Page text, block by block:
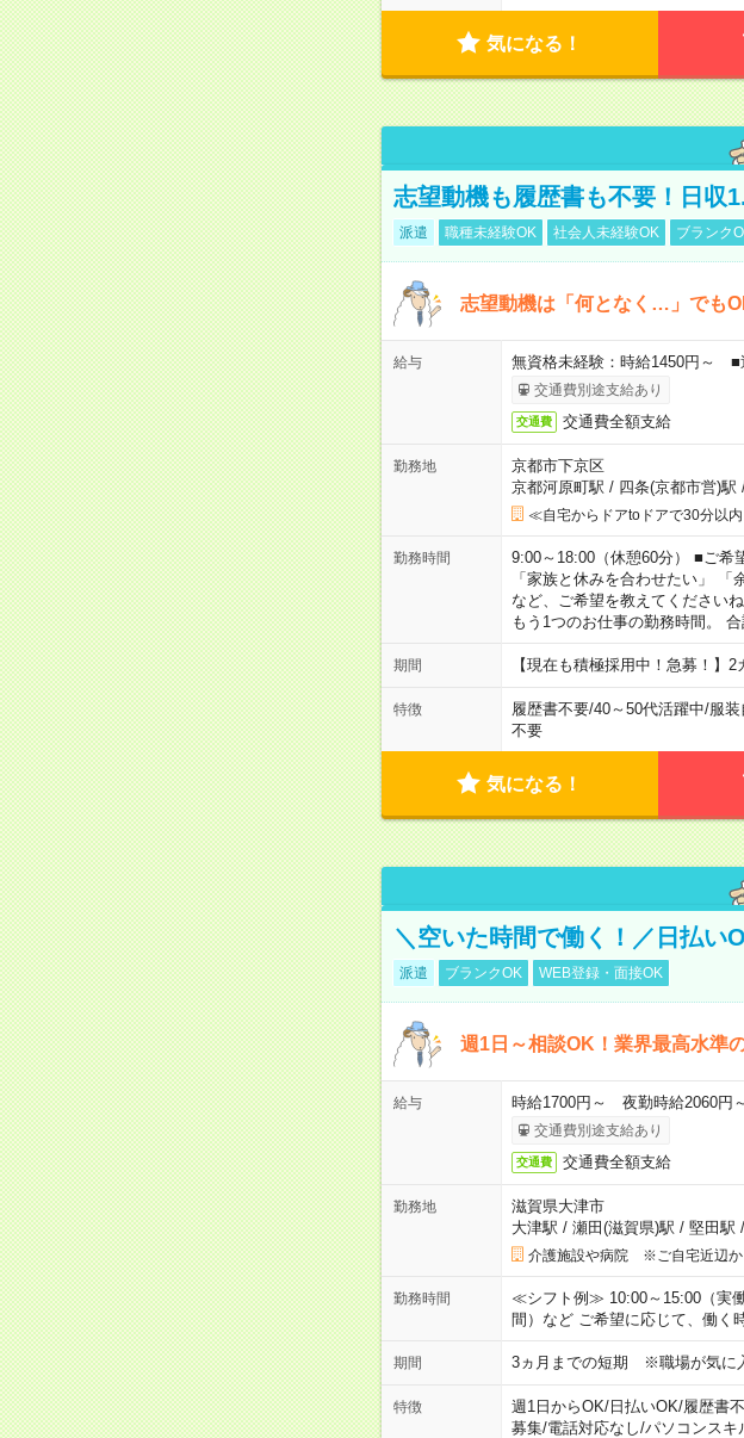
気になる！
志望動機も履歴書も不要！日収
派遣 職種未経験OK 社会人未経験OK ブランク
志望動機は「何となく…」でも
給与 無資格未経験：時給1450円～
交通費別途支給あり
交通費 交通費全額支給
勤務地
京都市下京区
京都河原町駅 / 四条(京都市営)駅
≪自宅からドアtoドアで30分以
勤務時間
9:00～18:00（休憩60分） ■ご希
「家族と休みを合わせたい」 「
など、ご希望を教えてください
もう1つのお仕事の勤務時間。
期間 【現在も積極採用中！急募！】
特徴 履歴書不要/40～50代活躍中/服装
不要
気になる！
＼空いた時間で働く！／日払い
派遣 ブランクOK WEB登録・面接OK
週1日～相談OK！業界最高水準
給与 時給1700円～ 夜勤時給2060円
交通費別途支給あり
交通費 交通費全額支給
勤務地
滋賀県大津市
大津駅 / 瀬田(滋賀県)駅 / 堅田駅 /
介護施設や病院 ※ご自宅近辺か
勤務時間
≪シフト例≫ 10:00～15:00（実
間）など ご希望に応じて、働く
期間 3ヵ月までの短期 ※職場が気に
特徴 週1日からOK/日払いOK/履歴書
募集/電話対応なし/パソコンスキ